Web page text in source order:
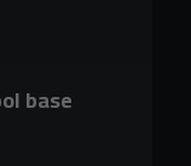
base